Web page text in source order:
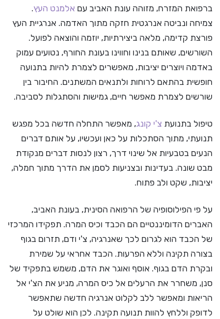
ברפואת המזרח, מזוהה עונת האביב עם אלמנט העץ.
צמיחה ונביטה אנרגטית חזקה מתוך האדמה. אנרגיית העץ
פורצת קדימה, מלאה ביצירתיות, יוזמה והוצאה לפועל.
השורשים, שאותם בנינו וחווינו בעונת החורף, נטועים עמוק
באדמה ויוצרים יציבות, מאפשרים לצמרת להיות בתנועה
חופשית בהתאם לרוחות ולתנאים המשתנים. החיבור בין
שורשים לצמרת מאפשר חיים, גמישות והסתגלות לסביבה.
טיפול בתנועת צ'י קונג, מאפשר התחלה חדשה בכל מפגש
תנועתי, מתוך הסתכלות על כאן ועכשיו, על אותם דברים
הנעים בטבעיות אל שינוי דרך, רצון לנסות דברים מנקודת
מבט שונה. בעדינות ובצניעות לסמן את הדרך מתוך חמלה,
יציבות, שקט ולב פתוח.
על פי הפילוסופיה של הרפואה הסינית, בעונת האביב,
האברים הדומיננטיים הם הכבד וכיס המרה. תפקידו המרכזי
של הכבד הוא לגרום לכך שאנרגיה, צ'י ודם, תזרום בגוף
בצורה תקינה וללא הפרעות. הכבד אחראי על שמירת
ובקרת הדם בגוף. אוסף ואוגר את הדם, משמש בתפקיד של
סנן, משחרר את הרעלים אל כיס המרה, מניע את הצ'י אל
הריאות ומאפשר ללב לקלוט אנרגיה חדשה שתאפשר
לדופק וללחץ להוות תנועה תקינה. לכן הוא שולט על